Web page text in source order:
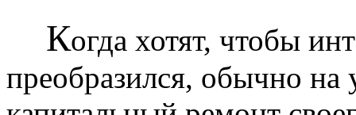
Когда хотят, чтобы
преобразился, обычно на